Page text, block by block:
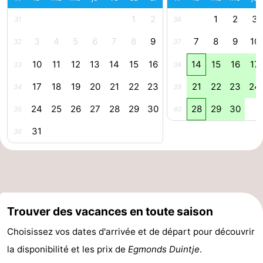
Stationnement
Adresses
Médicales
Région
Nature
Schoorlse
Bergen
-
aan
Zee
Noordhollands
duinreservaat
-
Wijk
-
31 1 2
32 3 4 5 6 7 8 9
33 10 11 12 13 14 15 16
34 17 18 19 20 21 22 23
35 24 25 26 27 28 29 30
36 31
36 1 2 3
37 7 8 9 10
38 14 15 16 17
39 21 22 23 24
40 28 29 30
Trouver des vacances en toute saison
Choisissez vos dates d'arrivée et de départ pour découvrir
la disponibilité et les prix de Egmonds Duintje.